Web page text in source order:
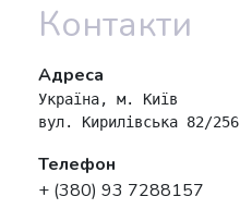
Контакти
Адреса
Україна, м. Київ
вул. Кирилівська 82/256
Телефон
+ (380) 93 7288157